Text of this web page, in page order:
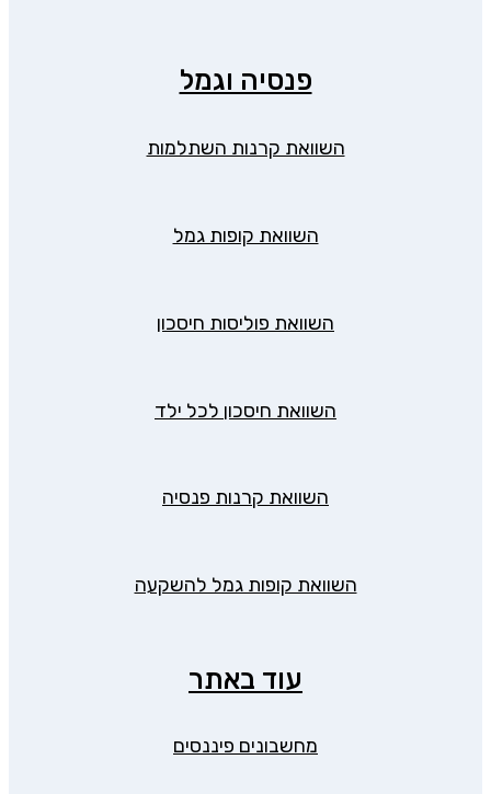
פנסיה וגמל
השוואת קרנות השתלמות
השוואת קופות גמל
השוואת פוליסות חיסכון
השוואת חיסכון לכל ילד
השוואת קרנות פנסיה
השוואת קופות גמל להשקעה
עוד באתר
מחשבונים פיננסים